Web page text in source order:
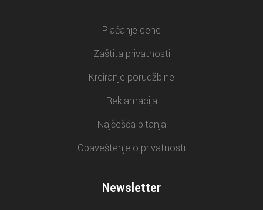
Plaćanje cene
Zaštita privatnosti
Kreiranje porudžbine
Reklamacija
Najčešća pitanja
Obaveštenje o privatnosti
Newsletter